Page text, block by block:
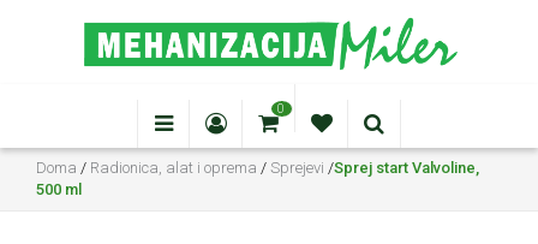
0
Doma / Radionica, alat i oprema / Sprejevi /Sprej start Valvoline,
500 ml